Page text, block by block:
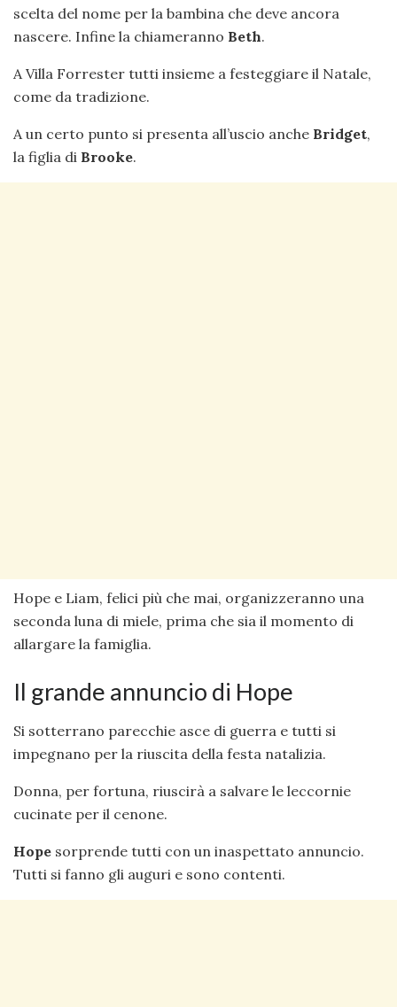
scelta del nome per la bambina che deve ancora
nascere. Infine la chiameranno Beth.
A Villa Forrester tutti insieme a festeggiare il Natale,
come da tradizione.
A un certo punto si presenta all’uscio anche Bridget,
la figlia di Brooke.
Hope e Liam, felici più che mai, organizzeranno una
seconda luna di miele, prima che sia il momento di
allargare la famiglia.
Il grande annuncio di Hope
Si sotterrano parecchie asce di guerra e tutti si
impegnano per la riuscita della festa natalizia.
Donna, per fortuna, riuscirà a salvare le leccornie
cucinate per il cenone.
Hope sorprende tutti con un inaspettato annuncio.
Tutti si fanno gli auguri e sono contenti.